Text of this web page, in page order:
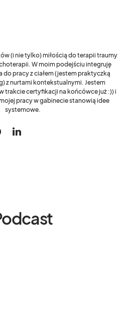
(i nie tylko) miłością do terapii traumy
W moim podejściu integruję
do pracy z ciałem (jestem praktyczką
z nurtami kontekstualnymi. Jestem
trakcie certyfikacji na końcówce już :)) i
pracy w gabinecie stanowią idee
systemowe.